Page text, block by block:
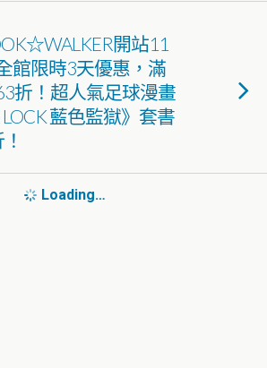
開站11
館限時3天優惠，滿
折！超人氣足球漫畫
LOCK 藍色監獄》套書
Loading…